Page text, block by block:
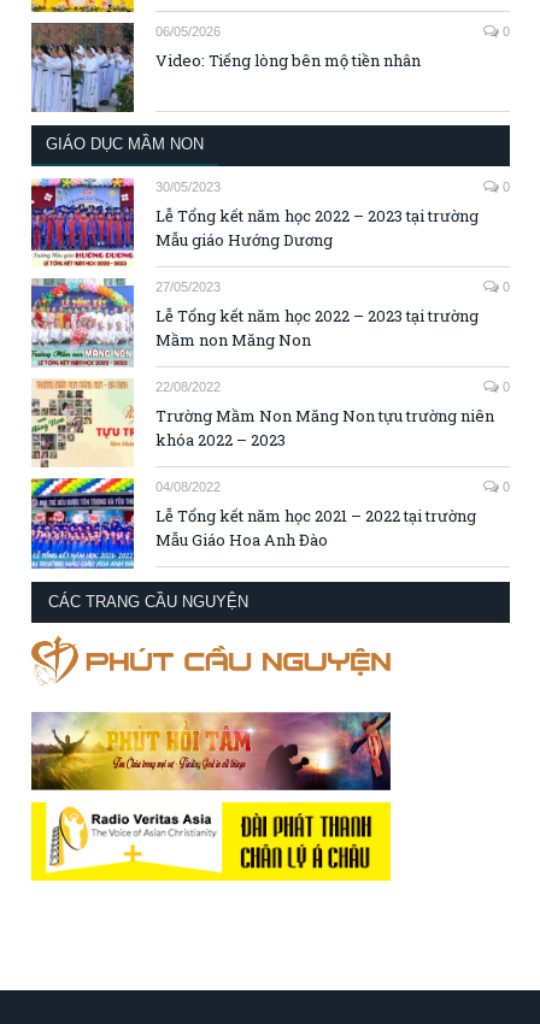
06/05/2026 0
Video: Tiếng lòng bên mộ tiền nhân
GIÁO DỤC MẦM NON
30/05/2023 0
Lễ Tổng kết năm học 2022 – 2023 tại trường
Mẫu giáo Hướng Dương
27/05/2023 0
Lễ Tổng kết năm học 2022 – 2023 tại trường
Mầm non Măng Non
22/08/2022 0
Trường Mầm Non Măng Non tựu trường niên
khóa 2022 – 2023
04/08/2022 0
Lễ Tổng kết năm học 2021 – 2022 tại trường
Mẫu Giáo Hoa Anh Đào
CÁC TRANG CẦU NGUYỆN